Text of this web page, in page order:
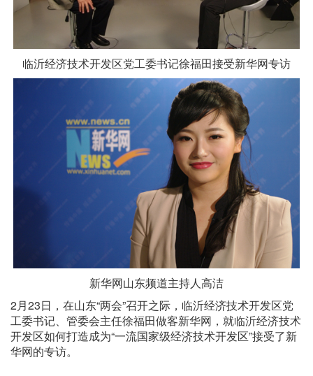
临沂经济技术开发区党工委书记徐福田接受新华网专访
新华网山东频道主持人高洁
2月23日，在山东“两会”召开之际，临沂经济技术开发区党
工委书记、管委会主任徐福田做客新华网，就临沂经济技术
开发区如何打造成为“一流国家级经济技术开发区”接受了新
华网的专访。